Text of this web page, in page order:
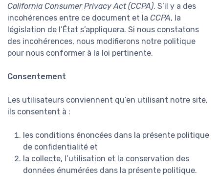
California Consumer Privacy Act (CCPA). S’il y a des
incohérences entre ce document et la CCPA, la
législation de l’État s’appliquera. Si nous constatons
des incohérences, nous modifierons notre politique
pour nous conformer à la loi pertinente.
Consentement
Les utilisateurs conviennent qu’en utilisant notre site,
ils consentent à :
les conditions énoncées dans la présente politique
de confidentialité et
la collecte, l’utilisation et la conservation des
données énumérées dans la présente politique.